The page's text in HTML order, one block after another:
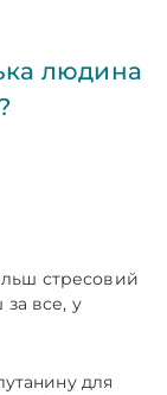
людина
стресовий
за все, у
для